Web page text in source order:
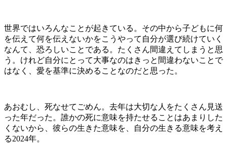
世界ではいろんなことが起きている。その中から子どもに何
を伝えて何を伝えないかをこうやって自分が選び続けていく
なんて、恐ろしいことである。たくさん間違えてしまうと思
う。けれど自分にとって大事なのはきっと間違わないことで
はなく、愛を基準に決めることなのだと思った。
あおむし、死なせてごめん。去年は大切な人をたくさん見送
った年だった。誰かの死に意味を持たせることはあまりした
くないから、彼らの生きた意味を、自分の生きる意味を考え
る2024年。